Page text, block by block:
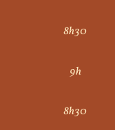
8h30
9h
8h30